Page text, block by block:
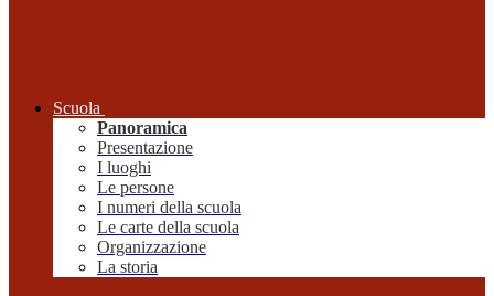
Scuola
Panoramica
Presentazione
I luoghi
Le persone
I numeri della scuola
Le carte della scuola
Organizzazione
La storia